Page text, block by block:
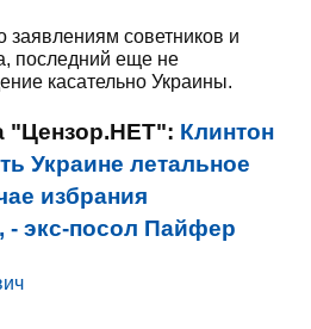
заявлениям советников и
последний еще не
касательно Украины.
"Цензор.НЕТ": Клинтон
Украине летальное
избрания
экс-посол Пайфер